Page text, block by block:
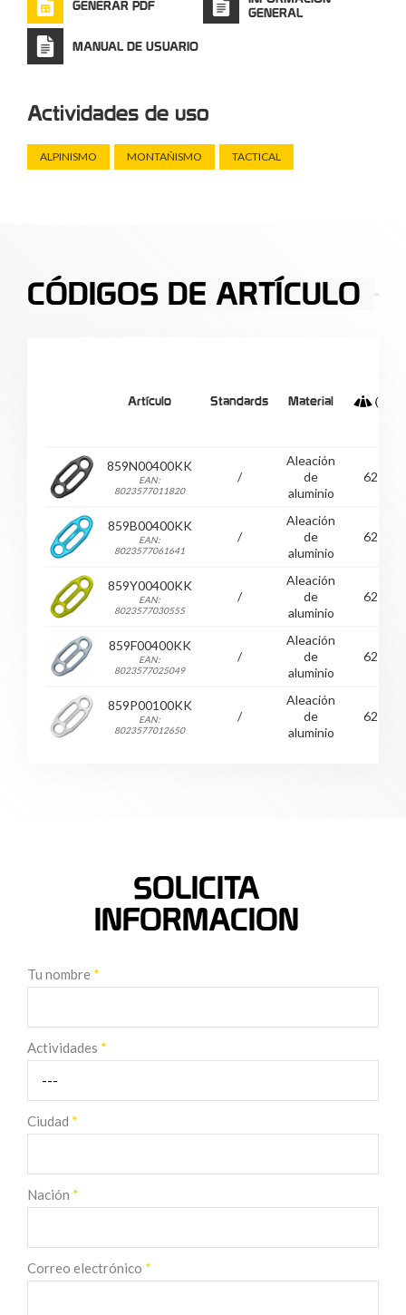
GENERAR PDF
GENERAL
MANUAL DE USUARIO
Actividades de uso
ALPINISMO MONTAÑISMO TACTICAL
CÓDIGOS DE ARTÍCULO
Artículo Standards Material
859N00400KK
EAN:
8023577011820
/
Aleación
de
aluminio
62
859B00400KK
EAN:
8023577061641
/
Aleación
de
aluminio
62
859Y00400KK
EAN:
8023577030555
/
Aleación
de
aluminio
62
859F00400KK
EAN:
8023577025049
/
Aleación
de
aluminio
62
859P00100KK
EAN:
8023577012650
/
Aleación
de
aluminio
62
SOLICITA
INFORMACION
Tu nombre *
Actividades *
Ciudad *
Nación *
Correo electrónico *